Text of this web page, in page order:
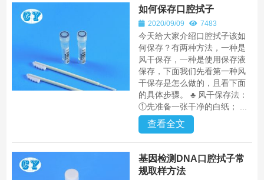
如何保存口腔拭子
2020/09/09 7483
今天给大家介绍口腔拭子该如
何保存？有两种方法，一种是
风干保存，一种是使用保存液
保存，下面我们先看第一种风
干保存是怎么做的，且看下面
的具体步骤。 ♣ 风干保存法：
①先准备一张干净的白纸； ...
查看全文
基因检测DNA口腔拭子常
规取样方法